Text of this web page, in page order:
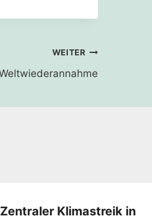
WEITER
Zentraler Klimastreik in